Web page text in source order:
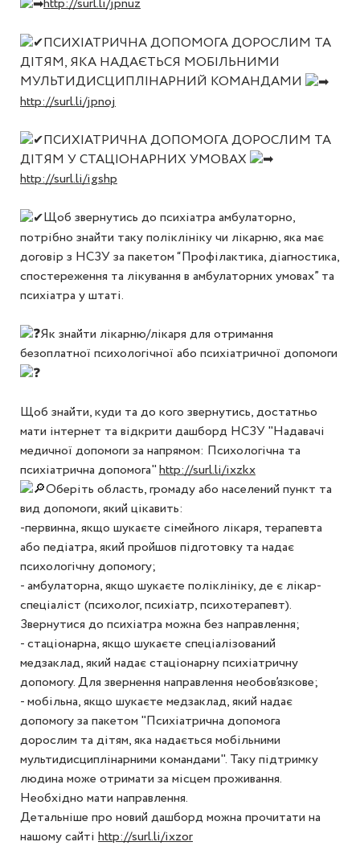
http://surl.li/jpnuz
ПСИХІАТРИЧНА ДОПОМОГА ДОРОСЛИМ ТА
ДІТЯМ, ЯКА НАДАЄТЬСЯ МОБІЛЬНИМИ
МУЛЬТИДИСЦИПЛІНАРНИЙ КОМАНДАМИ
http://surl.li/jpnoj
ПСИХІАТРИЧНА ДОПОМОГА ДОРОСЛИМ ТА
ДІТЯМ У СТАЦІОНАРНИХ УМОВАХ
http://surl.li/igshp
Щоб звернутись до психіатра амбулаторно,
потрібно знайти таку поліклініку чи лікарню, яка має
договір з НСЗУ за пакетом “Профілактика, діагностика,
спостереження та лікування в амбулаторних умовах” та
психіатра у штаті.
Як знайти лікарню/лікаря для отримання
безоплатної психологічної або психіатричної допомоги
Щоб знайти, куди та до кого звернутись, достатньо
мати інтернет та відкрити дашборд НСЗУ "Надавачі
медичної допомоги за напрямом: Психологічна та
психіатрична допомога"http://surl.li/ixzkx
Оберіть область, громаду або населений пункт та
вид допомоги, який цікавить:
-первинна, якщо шукаєте сімейного лікаря, терапевта
або педіатра, який пройшов підготовку та надає
психологічну допомогу;
- амбулаторна, якщо шукаєте поліклініку, де є лікар-
спеціаліст (психолог, психіатр, психотерапевт).
Звернутися до психіатра можна без направлення;
- стаціонарна, якщо шукаєте спеціалізований
медзаклад, який надає стаціонарну психіатричну
допомогу. Для звернення направлення необов’язкове;
- мобільна, якщо шукаєте медзаклад, який надає
допомогу за пакетом "Психіатрична допомога
дорослим та дітям, яка надається мобільними
мультидисциплінарними командами". Таку підтримку
людина може отримати за місцем проживання.
Необхідно мати направлення.
Детальніше про новий дашборд можна прочитати на
нашому сайті http://surl.li/ixzor